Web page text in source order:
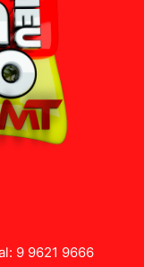
9 9621 9666